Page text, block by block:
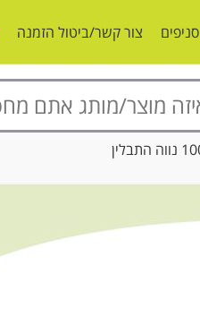
סניפים צור קשר/ביטול הזמנה